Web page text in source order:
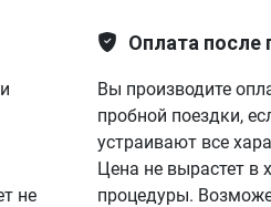
не
Оплата после
Вы производите
пробной поездки,
устраивают все
Цена не вырастет в
процедуры.